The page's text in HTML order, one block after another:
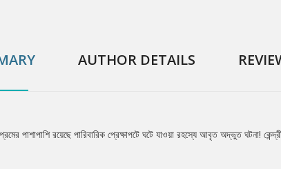
AUTHOR DETAILS
পাশাপাশি রয়েছে পারিবারিক প্রেক্ষাপটে ঘটে যাওয়া রহস্যে আবৃত অদ্ভুত ঘটনা!